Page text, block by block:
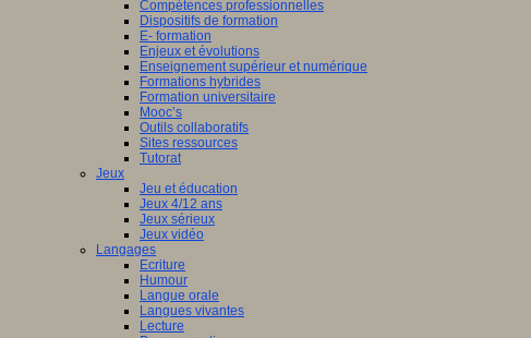
Compétences professionnelles
Dispositifs de formation
E- formation
Enjeux et évolutions
Enseignement supérieur et numérique
Formations hybrides
Formation universitaire
Mooc’s
Outils collaboratifs
Sites ressources
Tutorat
Jeux
Jeu et éducation
Jeux 4/12 ans
Jeux sérieux
Jeux vidéo
Langages
Ecriture
Humour
Langue orale
Langues vivantes
Lecture